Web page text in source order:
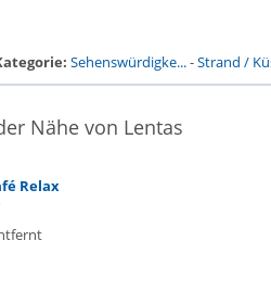
Sehenswürdigke...-Strand /
Nähe von Lentas
Relax